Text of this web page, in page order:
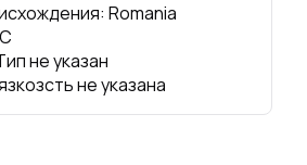
: Romania
не указан
не указана